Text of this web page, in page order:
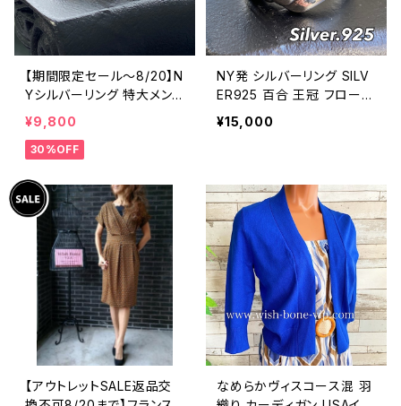
【期間限定セール～8/20】N
Yシルバーリング 特大メン
ズリング SILVER925 フェザ
ーリング ナバホ族 インディ
アンジュエリー 太め 指輪
¥9,800
30%OFF
NY発 シルバーリング SILV
ER925 百合 王冠 フローラ
ルリング ブラックストーン
指輪
¥15,000
【アウトレットSALE返品交
なめらかヴィスコース混 羽